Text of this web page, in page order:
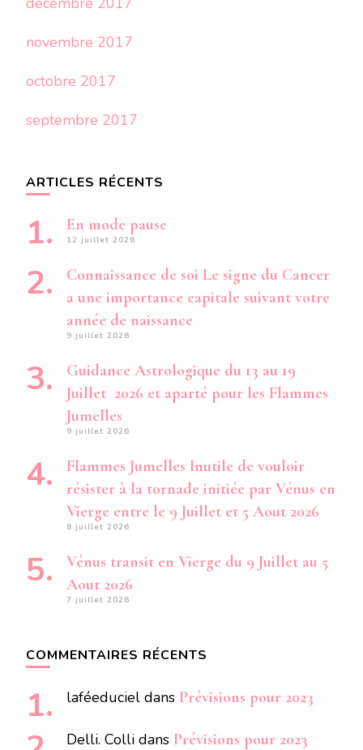
novembre 2017
octobre 2017
septembre 2017
ARTICLES RÉCENTS
En mode pause
12 juillet 2026
Connaissance de soi Le signe du Cancer
a une importance capitale suivant votre
année de naissance
9 juillet 2026
Guidance Astrologique du 13 au 19
Juillet 2026 et aparté pour les Flammes
Jumelles
9 juillet 2026
Flammes Jumelles Inutile de vouloir
résister à la tornade initiée par Vénus en
Vierge entre le 9 Juillet et 5 Aout 2026
8 juillet 2026
Vénus transit en Vierge du 9 Juillet au 5
Aout 2026
7 juillet 2026
COMMENTAIRES RÉCENTS
laféeduciel dans Prévisions pour 2023
Delli. Colli dans Prévisions pour 2023